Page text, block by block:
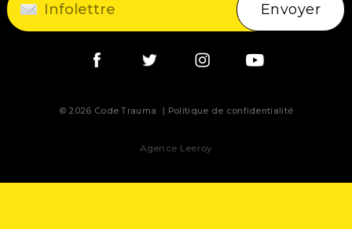
Envoyer
© 2026 Code Trauma Politique de confidentialité
Agence Leeroy